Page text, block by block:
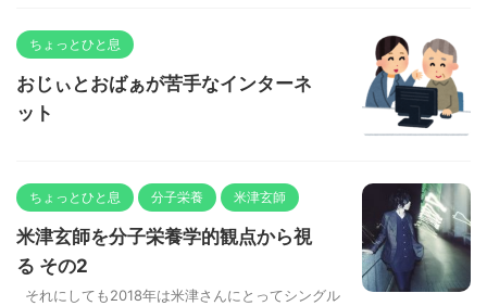
ちょっとひと息
おじぃとおばぁが苦手なインターネ
ット
ちょっとひと息 分子栄養 米津玄師
米津玄師を分子栄養学的観点から視
る その2
それにしても2018年は米津さんにとってシングル